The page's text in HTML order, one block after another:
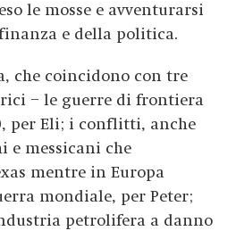
le mosse e avventurarsi
e della politica.
che coincidono con tre
– le guerre di frontiera
per Eli; i conflitti, anche
e messicani che
mentre in Europa
mondiale, per Peter;
petrolifera a danno